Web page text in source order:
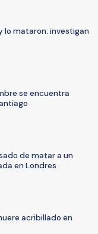
lo mataron: investigan
se encuentra
de matar a un
en Londres
acribillado en